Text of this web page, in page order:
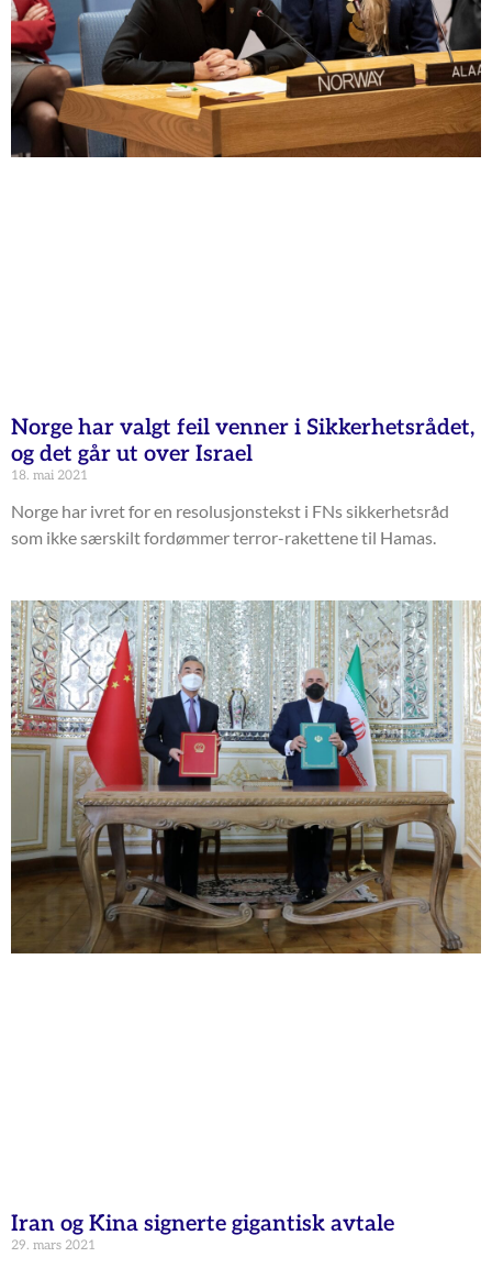
Norge har valgt feil venner i Sikkerhetsrådet,
og det går ut over Israel
18. mai 2021
Norge har ivret for en resolusjonstekst i FNs sikkerhetsråd
som ikke særskilt fordømmer terror-rakettene til Hamas.
Iran og Kina signerte gigantisk avtale
29. mars 2021